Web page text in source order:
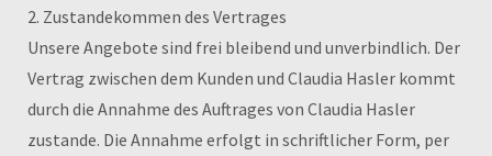
2. Zustandekommen des Vertrages
Unsere Angebote sind frei bleibend und unverbindlich. Der
Vertrag zwischen dem Kunden und Claudia Hasler kommt
durch die Annahme des Auftrages von Claudia Hasler
zustande. Die Annahme erfolgt in schriftlicher Form, per